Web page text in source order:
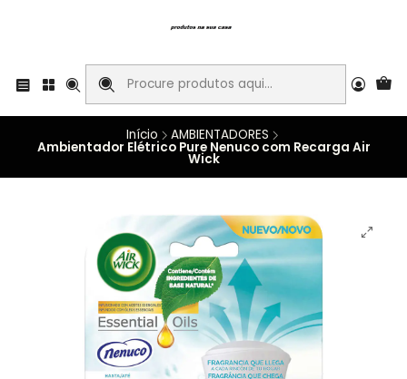
Início AMBIENTADORES
Ambientador Elétrico Pure Nenuco com Recarga Air
Wick